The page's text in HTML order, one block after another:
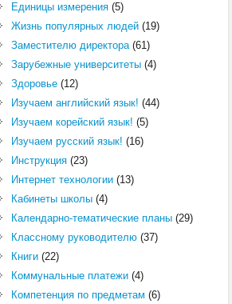
Единицы измерения(5)
Жизнь популярных людей(19)
Заместителю директора(61)
Зарубежные университеты(4)
Здоровье(12)
Изучаем английский язык! (44)
Изучаем корейский язык! (5)
Изучаем русский язык! (16)
Инструкция(23)
Интернет технологии(13)
Кабинеты школы(4)
Календарно-тематические планы(29)
Классному руководителю(37)
Книги(22)
Коммунальные платежи(4)
Компетенция по предметам (6)